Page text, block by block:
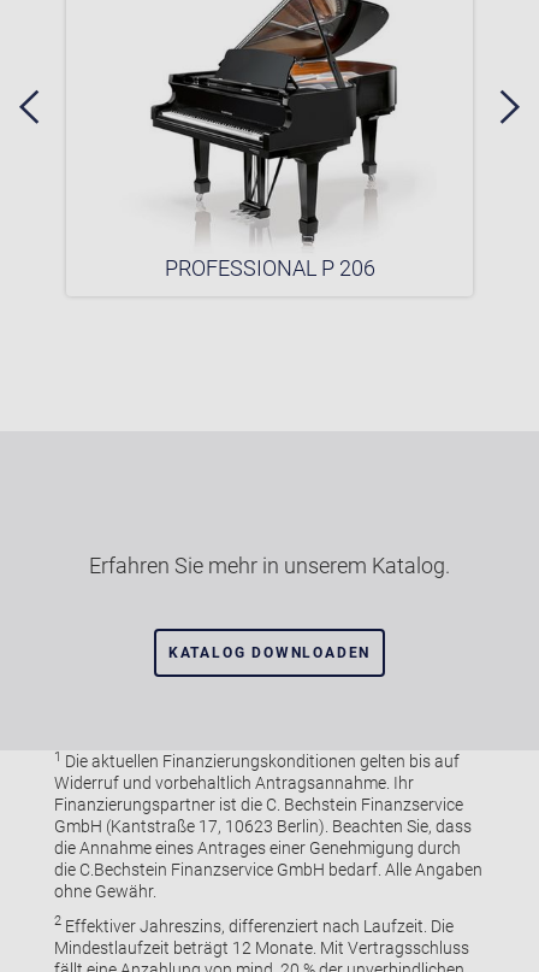
PROFESSIONAL P 206
Erfahren Sie mehr in unserem Katalog.
KATALOG DOWNLOADEN
1 Die aktuellen Finanzierungskonditionen gelten bis auf
Widerruf und vorbehaltlich Antragsannahme. Ihr
Finanzierungspartner ist die C. Bechstein Finanzservice
GmbH (Kantstraße 17, 10623 Berlin). Beachten Sie, dass
die Annahme eines Antrages einer Genehmigung durch
die C.Bechstein Finanzservice GmbH bedarf. Alle Angaben
ohne Gewähr.
2Effektiver Jahreszins, differenziert nach Laufzeit. Die
Mindestlaufzeit beträgt 12 Monate. Mit Vertragsschluss